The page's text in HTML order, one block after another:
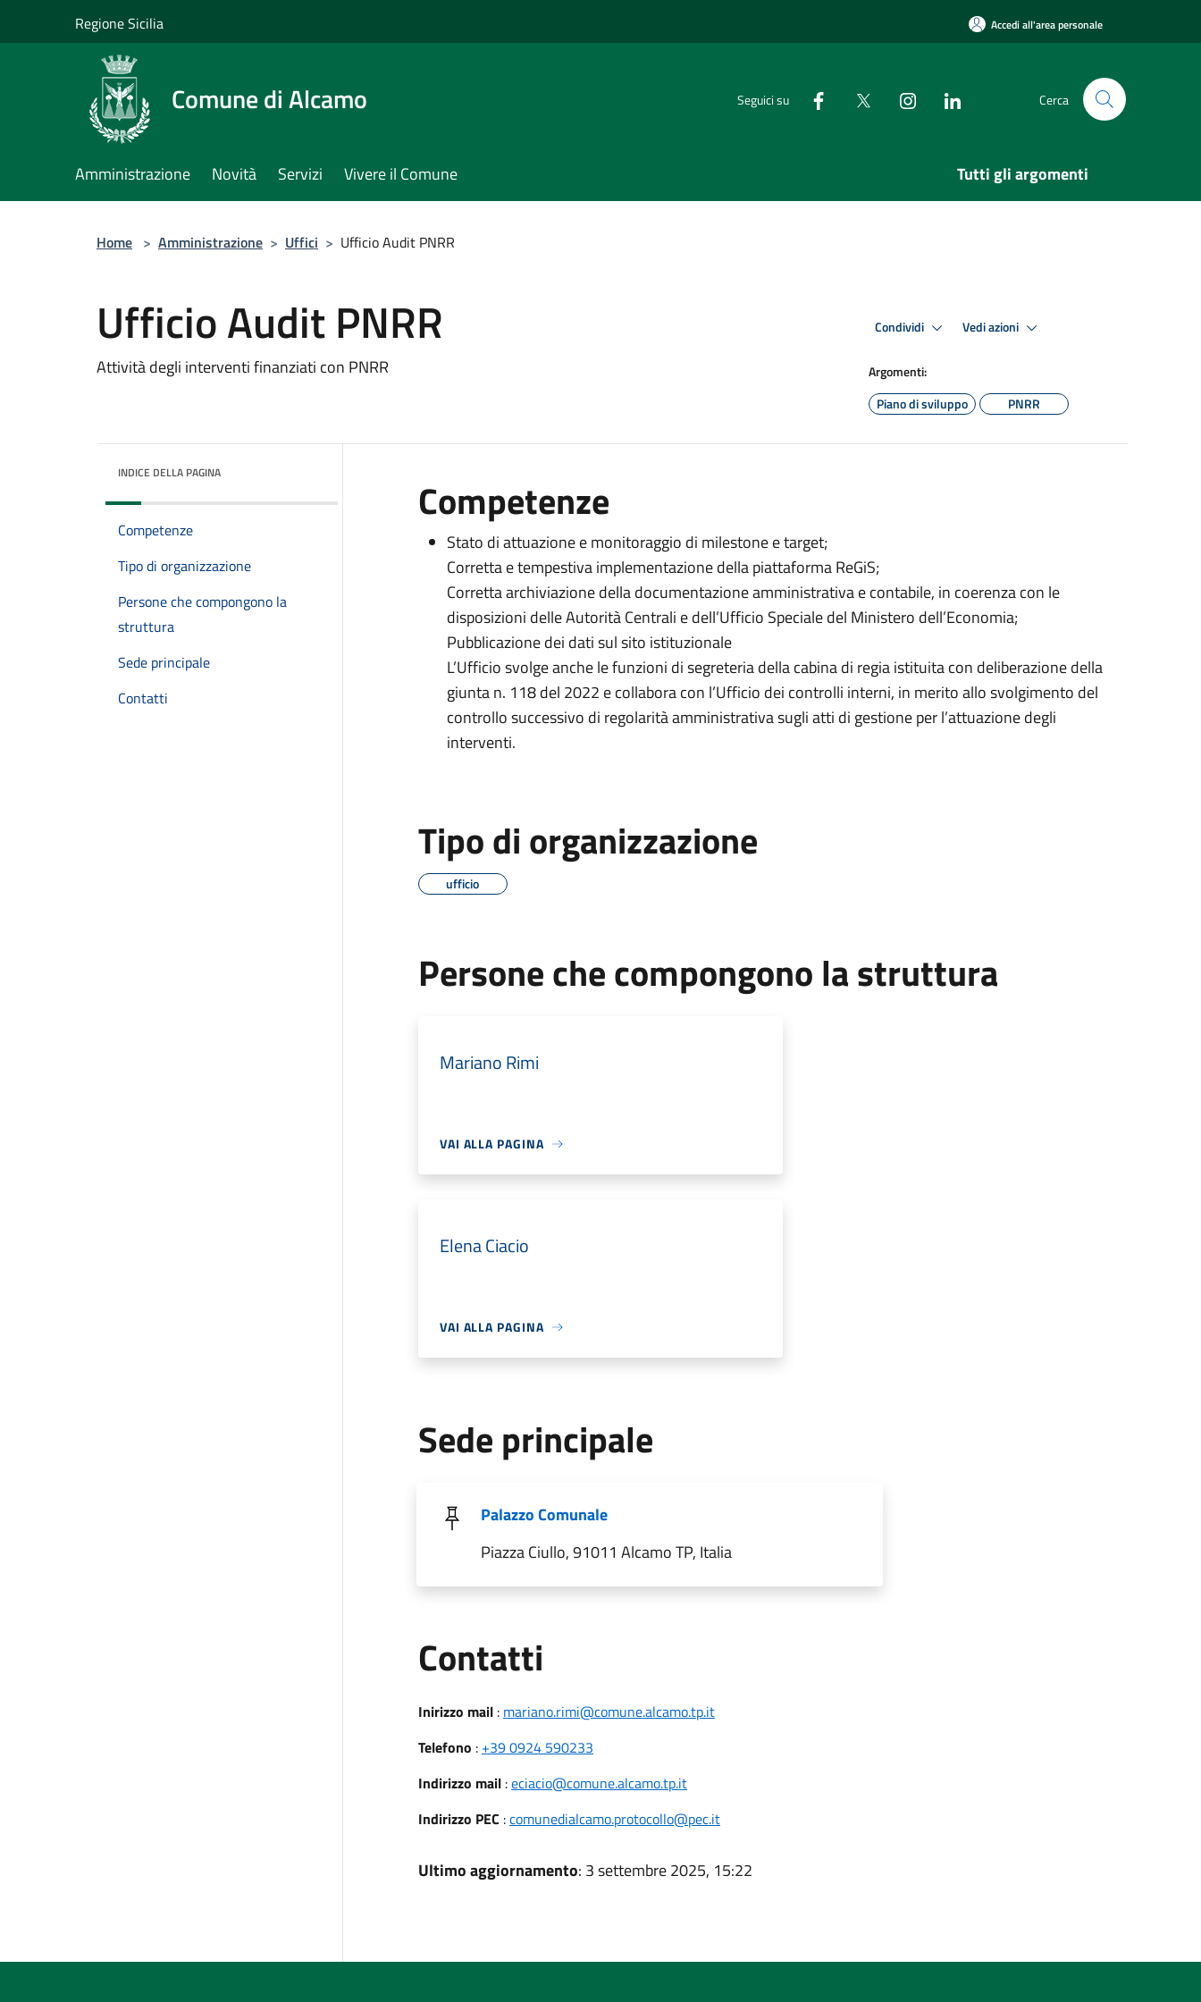
Regione Sicilia Accedi all'area personale
Comune di Alcamo Seguici su Cerca
Amministrazione Novità Servizi Vivere il Comune Tutti gli argomenti
Home > Amministrazione > Uffici > Ufficio Audit PNRR
Ufficio Audit PNRR
Attività degli interventi finanziati con PNRR
Condividi Vedi azioni
Argomenti:
Piano di sviluppo
PNRR
INDICE DELLA PAGINA
Competenze
Tipo di organizzazione
Persone che compongono la
struttura
Sede principale
Contatti
Competenze
Stato di attuazione e monitoraggio di milestone e target;
Corretta e tempestiva implementazione della piattaforma ReGiS;
Corretta archiviazione della documentazione amministrativa e contabile, in coerenza con le
disposizioni delle Autorità Centrali e dell’Ufficio Speciale del Ministero dell’Economia;
Pubblicazione dei dati sul sito istituzionale
L’Ufficio svolge anche le funzioni di segreteria della cabina di regia istituita con deliberazione della
giunta n. 118 del 2022 e collabora con l’Ufficio dei controlli interni, in merito allo svolgimento del
controllo successivo di regolarità amministrativa sugli atti di gestione per l’attuazione degli
interventi.
Tipo di organizzazione
ufficio
Persone che compongono la struttura
Mariano Rimi
VAI ALLA PAGINA
Elena Ciacio
VAI ALLA PAGINA
Sede principale
Palazzo Comunale
Piazza Ciullo, 91011 Alcamo TP, Italia
Contatti
Inirizzo mail: mariano.rimi@comune.alcamo.tp.it
Telefono : +39 0924 590233
Indirizzo mail:eciacio@comune.alcamo.tp.it
Indirizzo PEC :comunedialcamo.protocollo@pec.it
Ultimo aggiornamento: 3 settembre 2025, 15:22